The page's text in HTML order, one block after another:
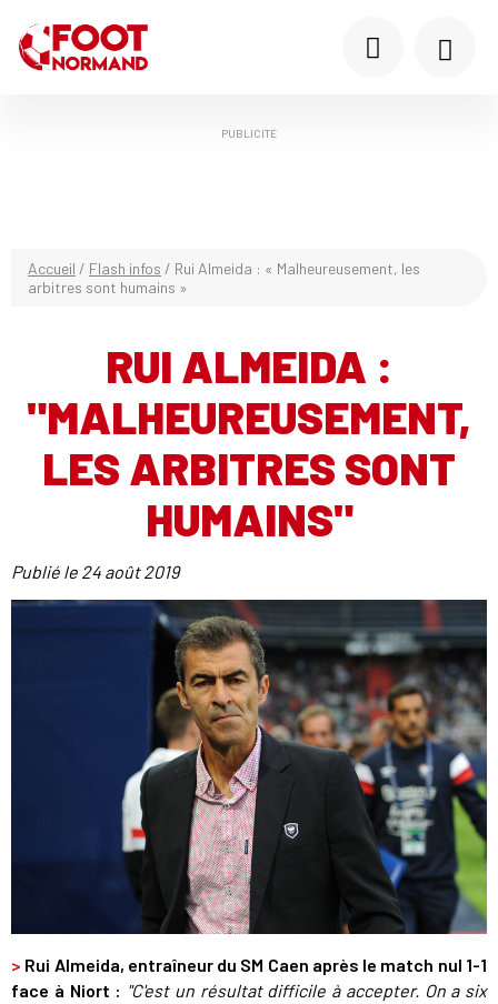
PUBLICITÉ
Accueil / Flash infos / Rui Almeida : « Malheureusement, les
arbitres sont humains »
RUI ALMEIDA :
"MALHEUREUSEMENT,
LES ARBITRES SONT
HUMAINS"
Publié le 24 août 2019
> Rui Almeida, entraîneur du SM Caen après le match nul 1-1
face à Niort : "C'est un résultat difficile à accepter. On a six